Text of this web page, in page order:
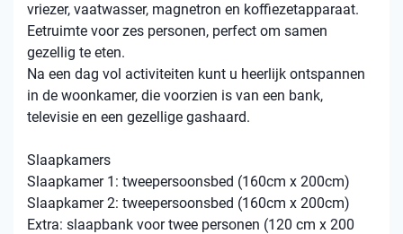
vriezer, vaatwasser, magnetron en koffiezetapparaat.
Eetruimte voor zes personen, perfect om samen
gezellig te eten.
Na een dag vol activiteiten kunt u heerlijk ontspannen
in de woonkamer, die voorzien is van een bank,
televisie en een gezellige gashaard.
Slaapkamers
Slaapkamer 1: tweepersoonsbed (160cm x 200cm)
Slaapkamer 2: tweepersoonsbed (160cm x 200cm)
Extra: slaapbank voor twee personen (120 cm x 200